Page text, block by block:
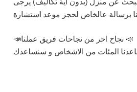
عن منزل (بدون اية تكاليف) يرجى
📣نجاح اخر من نجاحات فريق عملنا 📣
المئات من الاشخاص و سنساعدك